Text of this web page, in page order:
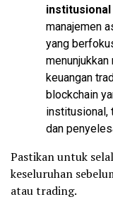
manajemen
yang
keuangan
blockchain
institusional,
dan
Pastikan untuk
keseluruhan
atau trading.